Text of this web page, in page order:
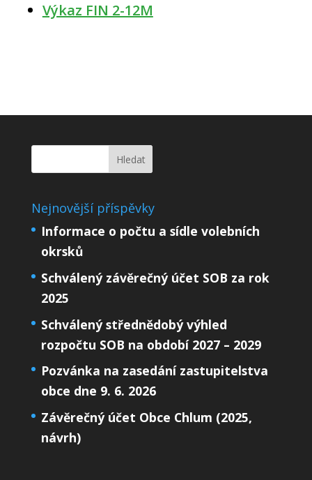
Výkaz FIN 2-12M
Nejnovější příspěvky
Informace o počtu a sídle volebních
okrsků
Schválený závěrečný účet SOB za rok
2025
Schválený střednědobý výhled
rozpočtu SOB na období 2027 – 2029
Pozvánka na zasedání zastupitelstva
obce dne 9. 6. 2026
Závěrečný účet Obce Chlum (2025,
návrh)